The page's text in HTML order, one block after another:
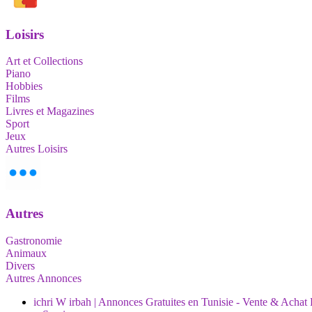
Loisirs
Art et Collections
Piano
Hobbies
Films
Livres et Magazines
Sport
Jeux
Autres Loisirs
Autres
Gastronomie
Animaux
Divers
Autres Annonces
ichri W irbah | Annonces Gratuites en Tunisie - Vente & Achat